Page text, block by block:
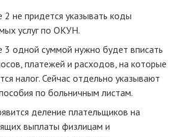
2 не придется указывать коды
услуг по ОКУН.
3 одной суммой нужно будет вписать
платежей и расходов, на которые
налог. Сейчас отдельно указывают
по больничным листам.
деление плательщиков на
выплаты физлицам и